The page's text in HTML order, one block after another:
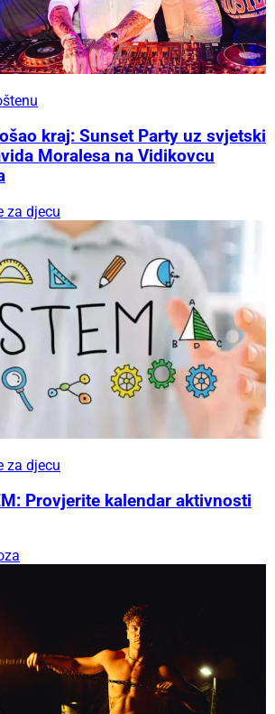
kraj: Sunset Party uz svjetski
Moralesa na Vidikovcu
za djecu
za djecu
Provjerite kalendar aktivnosti